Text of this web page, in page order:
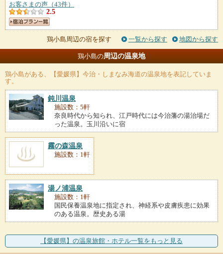
お客さまの声（43件）
2.5
鶏小島周辺の宿を探す 一覧から探す 地図から探す
鶏小島の周辺の温泉地
鶏小島がある、【愛媛県】今治・しまなみ海道の温泉地を表記していま
す。
鈍川温泉
施設数：5軒
奈良時代から知られ、江戸時代には今治藩の湯治場だ
った温泉。玉川沿いに宿
霧の森温泉
施設数：1軒
湯ノ浦温泉
施設数：1軒
国民保養温泉地に指定され、神経系や皮膚疾患に効果
のある温泉。歴史ある湯
【愛媛県】の温泉旅館・ホテル一覧をもっと見る